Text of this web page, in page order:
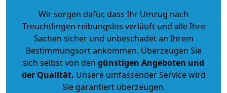
Wir sorgen dafür, dass Ihr Umzug nach
Treuchtlingen reibungslos verläuft und alle Ihre
Sachen sicher und unbeschadet an Ihrem
Bestimmungsort ankommen. Überzeugen Sie
sich selbst von den günstigen Angeboten und
der Qualität. Unsere umfassender Service wird
Sie garantiert überzeugen.